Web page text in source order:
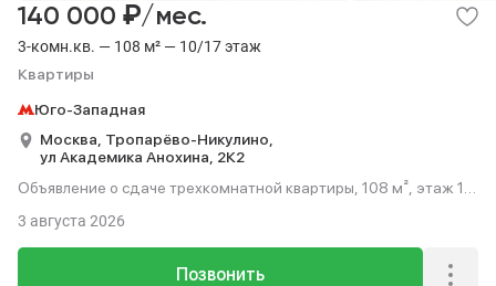
3-комн.кв. — 108 м² — 10/17 этаж
Квартиры
140 000 ₽/мес.
Юго-Западная
Москва, Тропарёво-Никулино,
ул Академика Анохина, 2К2
Объявление о сдаче трехкомнатной квартиры, 108 м², этаж 10
Позвонить
3 августа 2026